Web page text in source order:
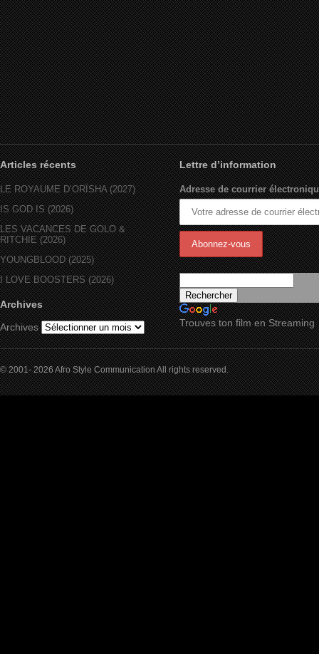
Articles récents
LE ROYAUME D’ORÏSHA (2027)
IS GOD IS (2026)
LES VACANCES DE GOLO &
RITCHIE (2026)
YOUNGBLOOD (2025)
I LOVE BOOSTERS (2026)
Archives
Archives
Lettre d’information
Adresse de courrier
Trouves ton film en Streaming
© 2001- 2026 Afro Style Communication All rights reserved.